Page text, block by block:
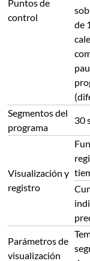
Puntos de
control
de
Segmentos del
programa
30
Visualización y
registro
Parámetros de
visualización